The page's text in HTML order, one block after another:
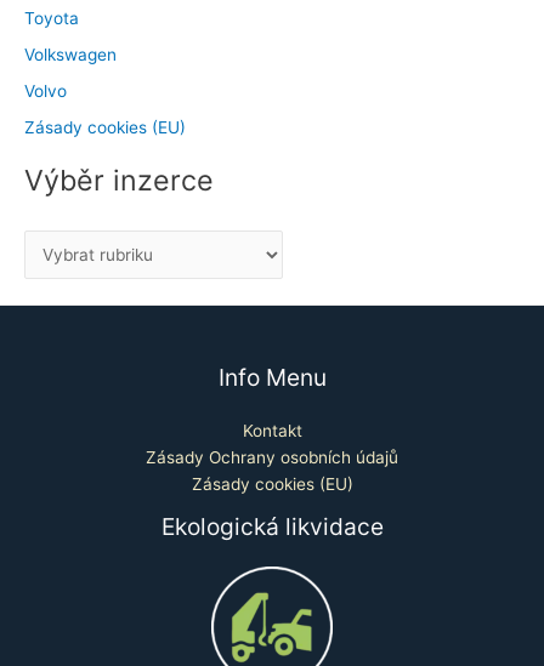
Toyota
Volkswagen
Volvo
Zásady cookies (EU)
Výběr inzerce
Info Menu
Kontakt
Zásady Ochrany osobních údajů
Zásady cookies (EU)
Ekologická likvidace